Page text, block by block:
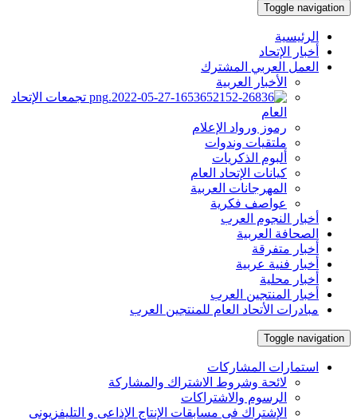
Toggle navigation
الرئيسية
أخبار الإتحاد
العمل العربي المشترك
الأخبار العربية
تجمعات الإتحاد
العام
رموز ورواد الإعلام
ملتقيات وندوات
ألبوم الذكريات
كيانات الإتحاد العام
المهرجانات العربية
عواصف فكرية
أخبار النجوم العرب
الصحافة العربية
أخبار متفرقة
أخبار فنية عربية
أخبار محلية
أخبار المنتجين العرب
مبادرات الأتحاد العام للمنتجين العرب
Toggle navigation
استمارات المشاركات
لائحة وشروط الاشتراك والمشاركة
الرسوم والاشتراكات
الإشتراك فى مسابقات الإنتاج الإذاعى و التليفزيونى